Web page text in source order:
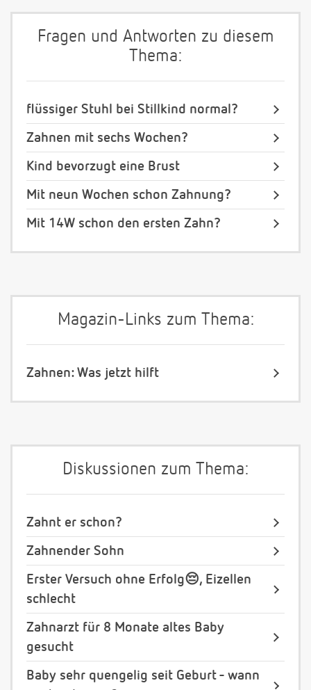
Fragen und Antworten zu diesem
Thema:
flüssiger Stuhl bei Stillkind normal?
Zahnen mit sechs Wochen?
Kind bevorzugt eine Brust
Mit neun Wochen schon Zahnung?
Mit 14W schon den ersten Zahn?
Magazin-Links zum Thema:
Zahnen: Was jetzt hilft
Diskussionen zum Thema:
Zahnt er schon?
Zahnender Sohn
Erster Versuch ohne Erfolg😔, Eizellen
schlecht
Zahnarzt für 8 Monate altes Baby
gesucht
Baby sehr quengelig seit Geburt - wann